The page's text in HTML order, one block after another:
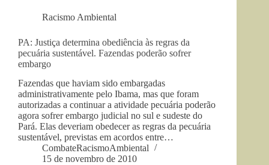
Racismo Ambiental
PA: Justiça determina obediência às regras da
pecuária sustentável. Fazendas poderão sofrer
embargo
Fazendas que haviam sido embargadas
administrativamente pelo Ibama, mas que foram
autorizadas a continuar a atividade pecuária poderão
agora sofrer embargo judicial no sul e sudeste do
Pará. Elas deveriam obedecer as regras da pecuária
sustentável, previstas em acordos entre…
CombateRacismoAmbiental
15 de novembro de 2010